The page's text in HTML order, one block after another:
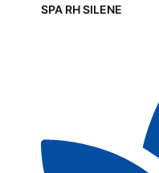
SPA RH SILENE